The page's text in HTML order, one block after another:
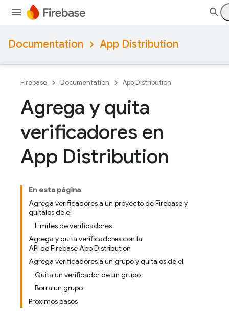
Documentation App Distribution
Firebase Documentation App Distribution
Agrega y quita
verificadores en
App Distribution
En esta página
Agrega verificadores a un proyecto de Firebase y
quítalos de él
Límites de verificadores
Agrega y quita verificadores con la
API de Firebase App Distribution
Agrega verificadores a un grupo y quítalos de él
Quita un verificador de un grupo
Borra un grupo
Próximos pasos